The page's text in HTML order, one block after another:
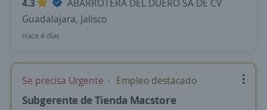
4.3
ABARROTERA DEL DUERO SA DE CV
Guadalajara, Jalisco
Hace 4 días
Se precisa Urgente Empleo destacado
Subgerente de Tienda Macstore